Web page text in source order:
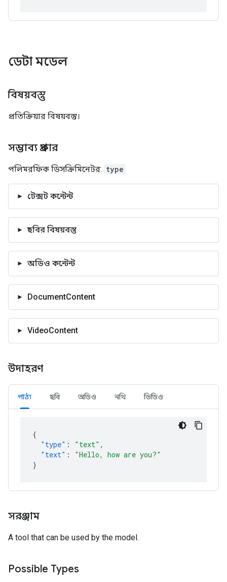
ডেটা মডেল
বিষয়বস্তু
প্রতিক্রিয়ার বিষয়বস্তু।
সম্ভাব্য প্রকার
পলিমরফিক ডিসক্রিমিনেটর: type
টেক্সট কন্টেন্ট
ছবির বিষয়বস্তু
অডিও কন্টেন্ট
DocumentContent
VideoContent
উদাহরণ
পাঠ্য ছবি অডিও নথি ভিডিও
{
"type" : "text" ,
"text" :
"Hello, how are you?"
}
সরঞ্জাম
A tool that can be used by the model.
Possible Types